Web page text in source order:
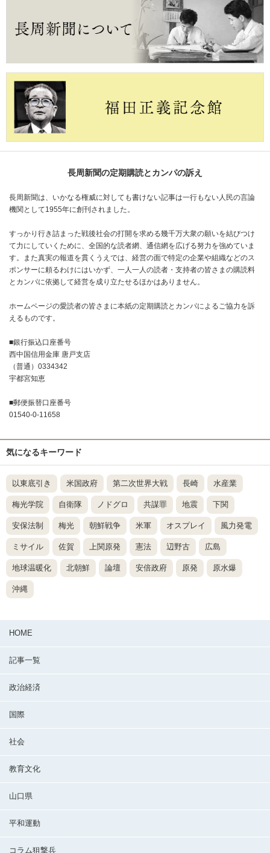
長周新聞の定期購読とカンパの訴え
長周新聞は、いかなる権威に対しても書けない記事は一行もない人民の言論
機関として1955年に創刊されました。
すっかり行き詰まった戦後社会の打開を求める幾千万大衆の願いを結びつけ
て力にしていくために、全国的な読者網、通信網を広げる努力を強めていま
す。また真実の報道を貫くうえでは、経営の面で特定の企業や組織などのス
ポンサーに頼るわけにはいかず、一人一人の読者・支持者の皆さまの購読料
とカンパに依拠して経営を成り立たせるほかはありません。
ホームページの愛読者の皆さまに本紙の定期購読とカンパによるご協力を訴
えるものです。
■銀行振込口座番号
西中国信用金庫 唐戸支店
（普通）0334342
宇都宮知恵
■郵便振替口座番号
01540-0-11658
気になるキーワード
以東底引き 米国政府 第二次世界大戦 長崎 水産業
梅光学院 自衛隊 ノドグロ 共謀罪 地震 下関
安保法制 梅光 朝鮮戦争 米軍 オスプレイ 風力発電
ミサイル 佐賀 上関原発 憲法 辺野古 広島
地球温暖化 北朝鮮 論壇 安倍政府 原発 原水爆
沖縄
HOME
記事一覧
政治経済
国際
社会
教育文化
山口県
平和運動
コラム狙撃兵